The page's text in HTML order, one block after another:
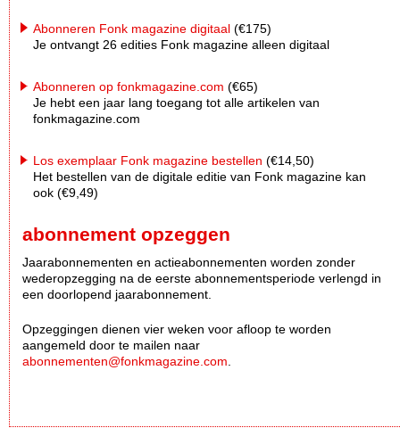
Abonneren Fonk magazine digitaal (€175)
Je ontvangt 26 edities Fonk magazine alleen digitaal
Abonneren op fonkmagazine.com (€65)
Je hebt een jaar lang toegang tot alle artikelen van
fonkmagazine.com
Los exemplaar Fonk magazine bestellen (€14,50)
Het bestellen van de digitale editie van Fonk magazine kan
ook (€9,49)
abonnement opzeggen
Jaarabonnementen en actieabonnementen worden zonder
wederopzegging na de eerste abonnementsperiode verlengd in
een doorlopend jaarabonnement.
Opzeggingen dienen vier weken voor afloop te worden
aangemeld door te mailen naar
abonnementen@fonkmagazine.com